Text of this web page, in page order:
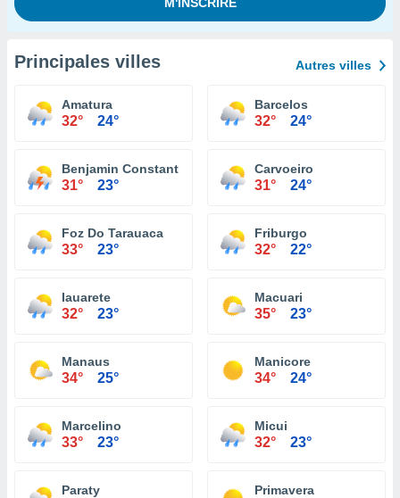
Principales villes Autres villes
Amatura
32° 24°
Barcelos
32° 24°
Benjamin Constant
31° 23°
Carvoeiro
31° 24°
Foz Do Tarauaca
33° 23°
Friburgo
32° 22°
Iauarete
32° 23°
Macuari
35° 23°
Manaus
34° 25°
Manicore
34° 24°
Marcelino
33° 23°
Micui
32° 23°
Paraty Primavera